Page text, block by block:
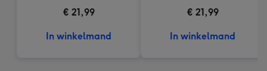
€ 21,99
In winkelmand
€ 21,99
In winkelmand